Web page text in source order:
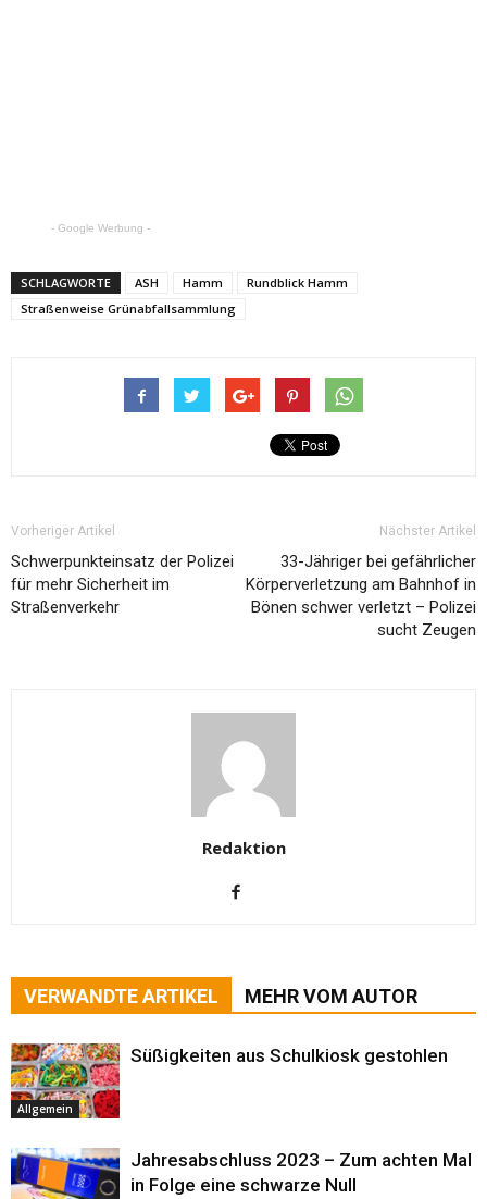
- Google Werbung -
SCHLAGWORTE ASH Hamm
Rundblick Hamm
Straßenweise Grünabfallsammlung
Vorheriger Artikel
Schwerpunkteinsatz der Polizei
für mehr Sicherheit im
Straßenverkehr
Nächster Artikel
33-Jähriger bei gefährlicher
Körperverletzung am Bahnhof in
Bönen schwer verletzt – Polizei
sucht Zeugen
Redaktion
VERWANDTE ARTIKEL MEHR VOM AUTOR
Allgemein
Süßigkeiten aus Schulkiosk gestohlen
Jahresabschluss 2023 – Zum achten Mal
in Folge eine schwarze Null